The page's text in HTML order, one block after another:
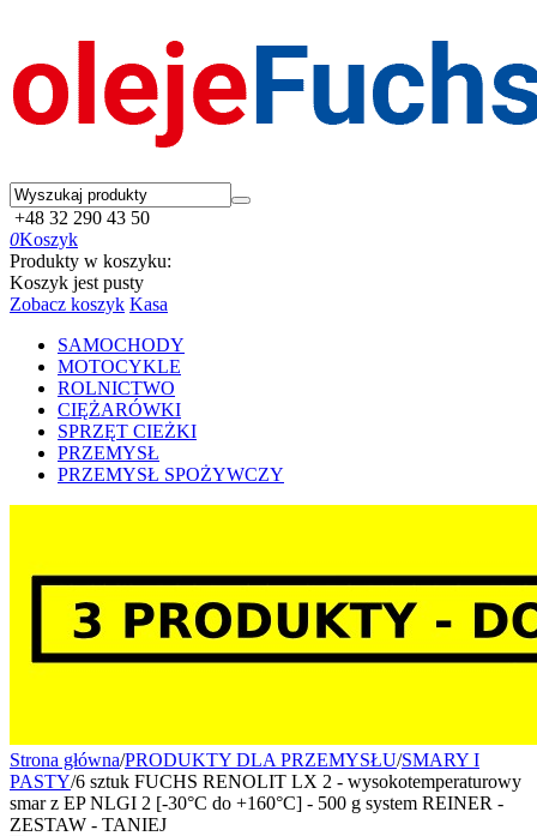
+48 32 290 43 50
0Koszyk
Produkty w koszyku:
Koszyk jest pusty
Zobacz koszyk Kasa
SAMOCHODY
MOTOCYKLE
ROLNICTWO
CIĘŻARÓWKI
SPRZĘT CIEŻKI
PRZEMYSŁ
PRZEMYSŁ SPOŻYWCZY
Strona główna/PRODUKTY DLA PRZEMYSŁU/SMARY I
PASTY/6 sztuk FUCHS RENOLIT LX 2 - wysokotemperaturowy
smar z EP NLGI 2 [-30°C do +160°C] - 500 g system REINER -
ZESTAW - TANIEJ